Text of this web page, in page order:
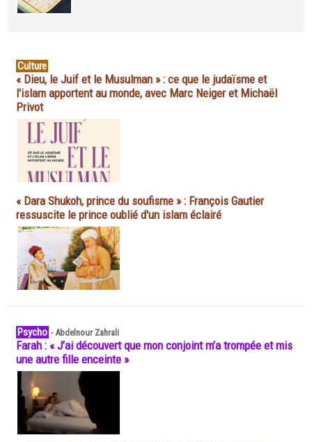
Culture
« Dieu, le Juif et le Musulman » : ce que le judaïsme et
l'islam apportent au monde, avec Marc Neiger et Michaël
Privot
« Dara Shukoh, prince du soufisme » : François Gautier
ressuscite le prince oublié d'un islam éclairé
Psycho -Abdelnour Zahrali
Farah : « J’ai découvert que mon conjoint m’a trompée et mis
une autre fille enceinte »